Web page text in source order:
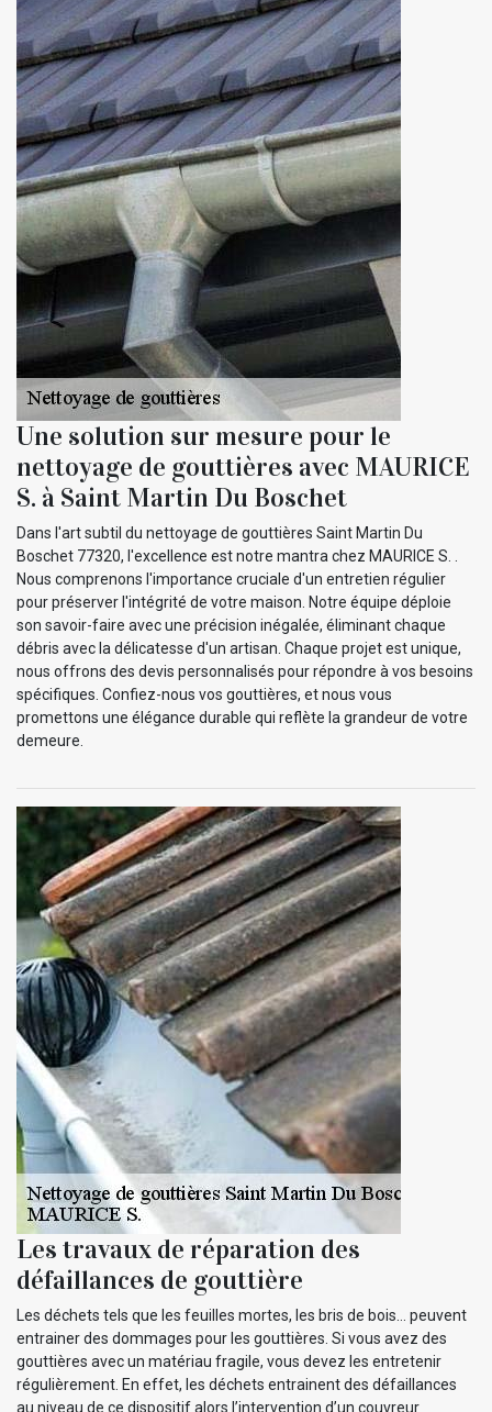
Une solution sur mesure pour le
nettoyage de gouttières avec MAURICE
S. à Saint Martin Du Boschet
Dans l'art subtil du nettoyage de gouttières Saint Martin Du
Boschet 77320, l'excellence est notre mantra chez MAURICE S. .
Nous comprenons l'importance cruciale d'un entretien régulier
pour préserver l'intégrité de votre maison. Notre équipe déploie
son savoir-faire avec une précision inégalée, éliminant chaque
débris avec la délicatesse d'un artisan. Chaque projet est unique,
nous offrons des devis personnalisés pour répondre à vos besoins
spécifiques. Confiez-nous vos gouttières, et nous vous
promettons une élégance durable qui reflète la grandeur de votre
demeure.
Les travaux de réparation des
défaillances de gouttière
Les déchets tels que les feuilles mortes, les bris de bois… peuvent
entrainer des dommages pour les gouttières. Si vous avez des
gouttières avec un matériau fragile, vous devez les entretenir
régulièrement. En effet, les déchets entrainent des défaillances
au niveau de ce dispositif alors l’intervention d’un couvreur